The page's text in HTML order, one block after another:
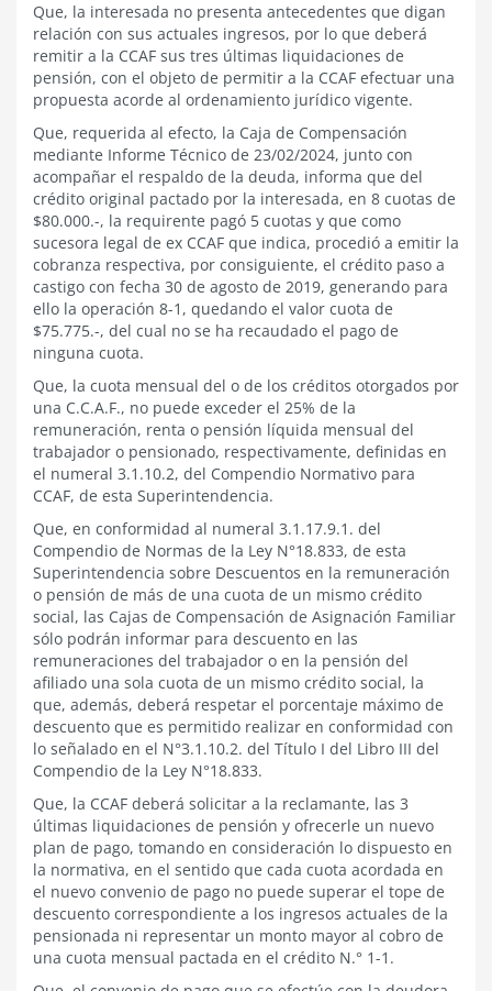
Que, la interesada no presenta antecedentes que digan
relación con sus actuales ingresos, por lo que deberá
remitir a la CCAF sus tres últimas liquidaciones de
pensión, con el objeto de permitir a la CCAF efectuar una
propuesta acorde al ordenamiento jurídico vigente.
Que, requerida al efecto, la Caja de Compensación
mediante Informe Técnico de 23/02/2024, junto con
acompañar el respaldo de la deuda, informa que del
crédito original pactado por la interesada, en 8 cuotas de
$80.000.-, la requirente pagó 5 cuotas y que como
sucesora legal de ex CCAF que indica, procedió a emitir la
cobranza respectiva, por consiguiente, el crédito paso a
castigo con fecha 30 de agosto de 2019, generando para
ello la operación 8-1, quedando el valor cuota de
$75.775.-, del cual no se ha recaudado el pago de
ninguna cuota.
Que, la cuota mensual del o de los créditos otorgados por
una C.C.A.F., no puede exceder el 25% de la
remuneración, renta o pensión líquida mensual del
trabajador o pensionado, respectivamente, definidas en
el numeral 3.1.10.2, del Compendio Normativo para
CCAF, de esta Superintendencia.
Que, en conformidad al numeral 3.1.17.9.1. del
Compendio de Normas de la Ley N°18.833, de esta
Superintendencia sobre Descuentos en la remuneración
o pensión de más de una cuota de un mismo crédito
social, las Cajas de Compensación de Asignación Familiar
sólo podrán informar para descuento en las
remuneraciones del trabajador o en la pensión del
afiliado una sola cuota de un mismo crédito social, la
que, además, deberá respetar el porcentaje máximo de
descuento que es permitido realizar en conformidad con
lo señalado en el N°3.1.10.2. del Título I del Libro III del
Compendio de la Ley N°18.833.
Que, la CCAF deberá solicitar a la reclamante, las 3
últimas liquidaciones de pensión y ofrecerle un nuevo
plan de pago, tomando en consideración lo dispuesto en
la normativa, en el sentido que cada cuota acordada en
el nuevo convenio de pago no puede superar el tope de
descuento correspondiente a los ingresos actuales de la
pensionada ni representar un monto mayor al cobro de
una cuota mensual pactada en el crédito N.° 1-1.